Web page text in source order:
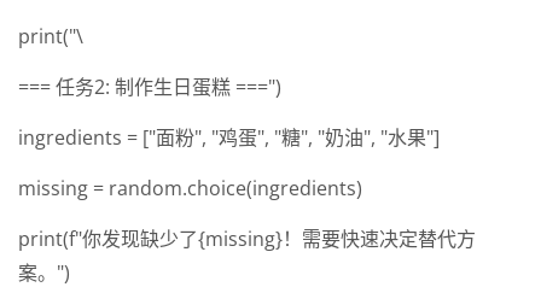
print("\
=== 任务2: 制作生日蛋糕 ===")
ingredients = ["面粉", "鸡蛋", "糖", "奶油", "水果"]
missing = random.choice(ingredients)
print(f"你发现缺少了{missing}！需要快速决定替代方
案。")